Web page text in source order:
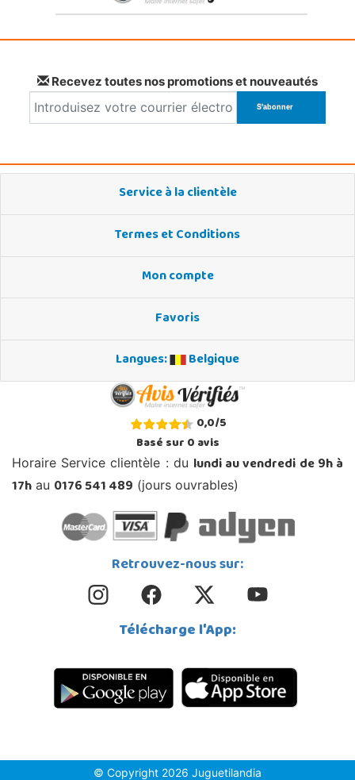
Recevez toutes nos promotions et nouveautés
Service à la clientèle
Termes et Conditions
Mon compte
Favoris
Langues:
Belgique
0,0/5
Basé sur0avis
Horaire Service clientèle : du lundi au vendredi de 9h à
17h au 0176 541 489 (jours ouvrables)
Retrouvez-nous sur:
Télécharge l'App:
© Copyright 2026 Juguetilandia